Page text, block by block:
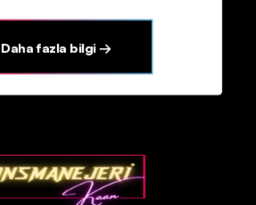
Daha fazla bilgi →